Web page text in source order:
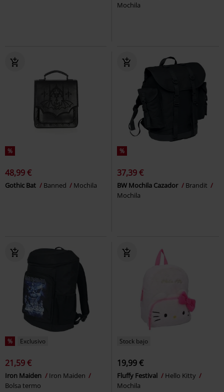
Mochila
%
48,99 €
Gothic Bat Banned Mochila
%
37,39 €
BW Mochila Cazador
Brandit
Mochila
% Exclusivo
21,59 €
Iron Maiden
Iron Maiden
Bolsa termo
Stock bajo
19,99 €
Fluffy Festival
Hello Kitty
Mochila